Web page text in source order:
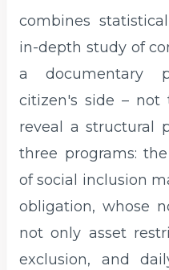
combines
in-depth study of
a documentary
citizen's side – not
reveal a structural
three programs:
of social inclusion
obligation, whose
not only asset
exclusion, and